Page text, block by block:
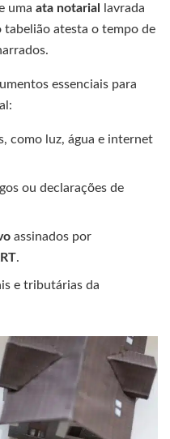
uma ata notarial
lavrada
atesta o tempo de
essenciais para
como luz, água e internet
ou declarações de
assinados por
.
e tributárias da